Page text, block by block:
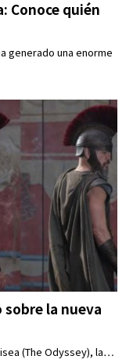
Conoce quién
generado una enorme
sobre la nueva
(The Odyssey), la…